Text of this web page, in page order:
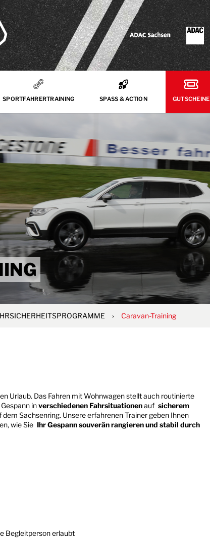
SPORTFAHRERTRAINING SPASS & ACTION GUTSCHEINE
› Caravan-Training
Urlaub. Das Fahren mit Wohnwagen stellt auch routinierte
inverschiedenen Fahrsituationenauf sicherem
Sachsenring. Unsere erfahrenen Trainer geben Ihnen
wie Sie Ihr Gespann souverän rangieren und stabil durch
Begleitperson erlaubt